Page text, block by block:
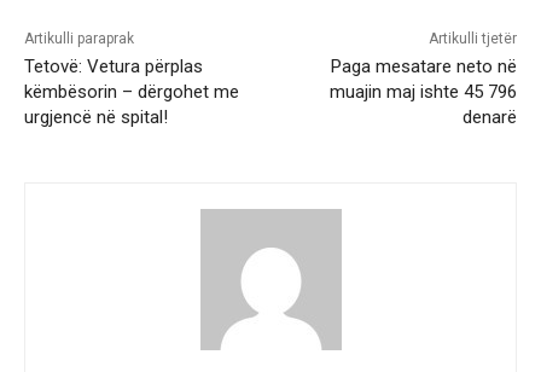
Artikulli paraprak
Tetovë: Vetura përplas
këmbësorin – dërgohet me
urgjencë në spital!
Artikulli tjetër
Paga mesatare neto në
muajin maj ishte 45 796
denarë